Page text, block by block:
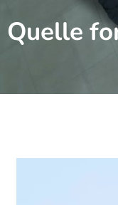
Quelle